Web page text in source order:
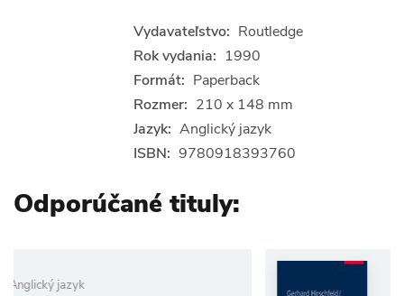
Vydavateľstvo: Routledge
Rok vydania: 1990
Formát: Paperback
Rozmer: 210 x 148 mm
Jazyk: Anglický jazyk
ISBN: 9780918393760
Odporúčané tituly: